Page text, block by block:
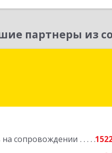
партнеры из
на сопровождении
обл, Челябинск г,